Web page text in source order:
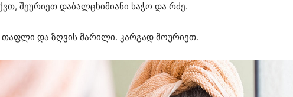
შეურიეთ დაბალცხიმიანი ხაჭო და რძე.
თაფლი და ზღვის მარილი. კარგად მოურიეთ.